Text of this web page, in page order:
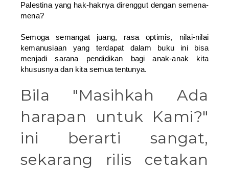
Palestina yang hak-haknya direnggut dengan semena-
mena?
Semoga semangat juang, rasa optimis, nilai-nilai
kemanusiaan yang terdapat dalam buku ini bisa
menjadi sarana pendidikan bagi anak-anak kita
khususnya dan kita semua tentunya.
Bila "Masihkah Ada
harapan untuk Kami?"
ini berarti sangat,
sekarang rilis cetakan